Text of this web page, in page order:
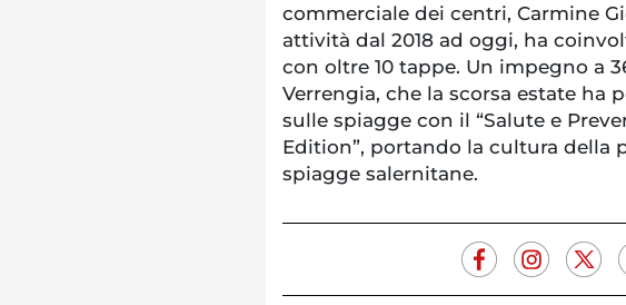
commerciale dei centri, Carmine
attività dal 2018 ad oggi, ha
con oltre 10 tappe. Un impegno a
Verrengia, che la scorsa estate ha
sulle spiagge con il “Salute e
Edition”, portando la cultura della
spiagge salernitane.